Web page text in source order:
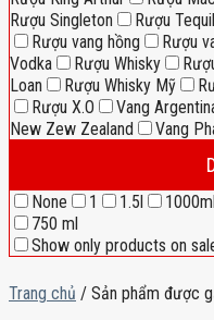
Rượu Singleton
Rượu
Rượu vang hồng
Rượu
Vodka
Rượu Whisky
Loan
Rượu Whisky Mỹ
Rượu X.O
Vang
New Zew Zealand
Vang
None 1 1.5l
750 ml
Show only products on
Trang chủ / Sản phẩm được